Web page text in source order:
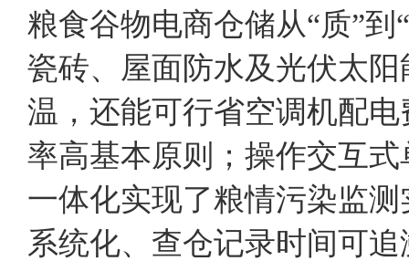
粮食谷物电商仓储从“质”
瓷砖、屋面防水及光伏太
温，还能可行省空调机配
率高基本原则；操作交互
一体化实现了粮情污染监
系统化、查仓记录时间可